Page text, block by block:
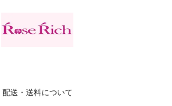
配送・送料について